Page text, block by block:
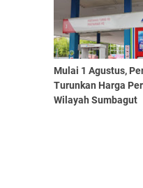
Mulai 1 Agustus,
Turunkan Harga
Wilayah Sumbagut